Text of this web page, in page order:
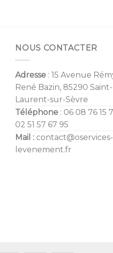
NOUS CONTACTER
Adresse : 15 Avenue
René Bazin, 85290 Saint-
Laurent-sur-Sèvre
Téléphone : 06 08 76 15
02 51 57 67 95
Mail :
levenement.fr